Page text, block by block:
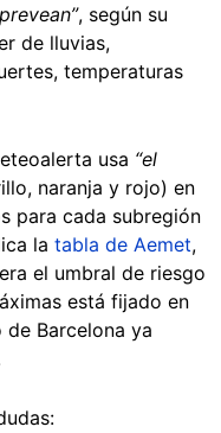
, según su
de lluvias,
temperaturas
usa “el
naranja y rojo) en
para cada subregión
la tabla de Aemet,
el umbral de riesgo
está fijado en
de Barcelona ya